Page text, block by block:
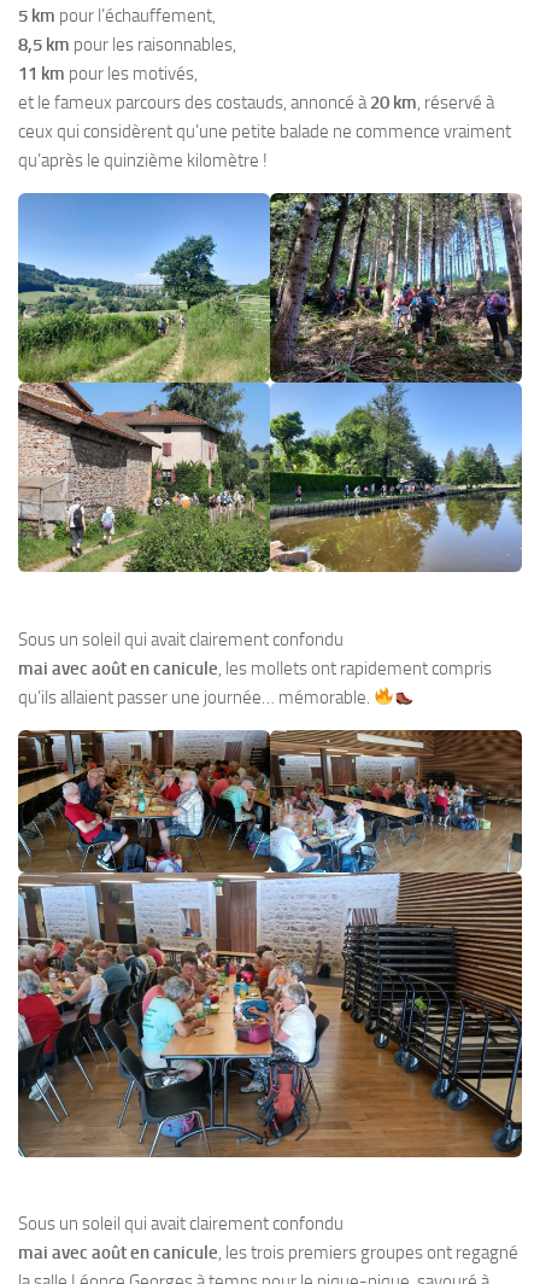
5 km pour l’échauffement,
8,5 km pour les raisonnables,
11 km pour les motivés,
et le fameux parcours des costauds, annoncé à20 km, réservé à
ceux qui considèrent qu’une petite balade ne commence vraiment
qu’après le quinzième kilomètre !
Sous un soleil qui avait clairement confondu
mai avec août en canicule, les mollets ont rapidement compris
qu’ils allaient passer une journée… mémorable.
Sous un soleil qui avait clairement confondu
mai avec août en canicule, les trois premiers groupes ont regagné